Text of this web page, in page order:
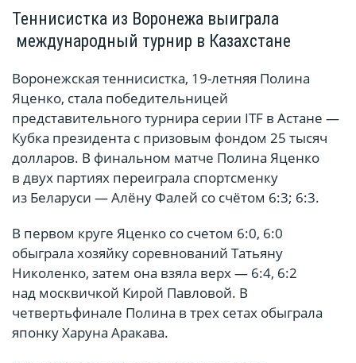
Теннисистка из Воронежа выиграла
международный турнир в Казахстане
Воронежская теннисистка, 19-летняя Полина
Яценко, стала победительницей
представительного турнира серии ITF в Астане —
Кубка президента с призовым фондом 25 тысяч
долларов. В финальном матче Полина Яценко
в двух партиях переиграла спортсменку
из Беларуси — Алёну Фалей со счётом 6:3; 6:3.
В первом круге Яценко со счетом 6:0, 6:0
обыграла хозяйку соревнований Татьяну
Николенко, затем она взяла верх — 6:4, 6:2
над москвичкой Кирой Павловой. В
четвертьфинале Полина в трех сетах обыграла
японку Харуна Аракава.